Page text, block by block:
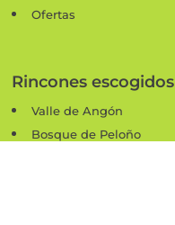
Ofertas
Rincones escogidos
Valle de Angón
Bosque de Peloño